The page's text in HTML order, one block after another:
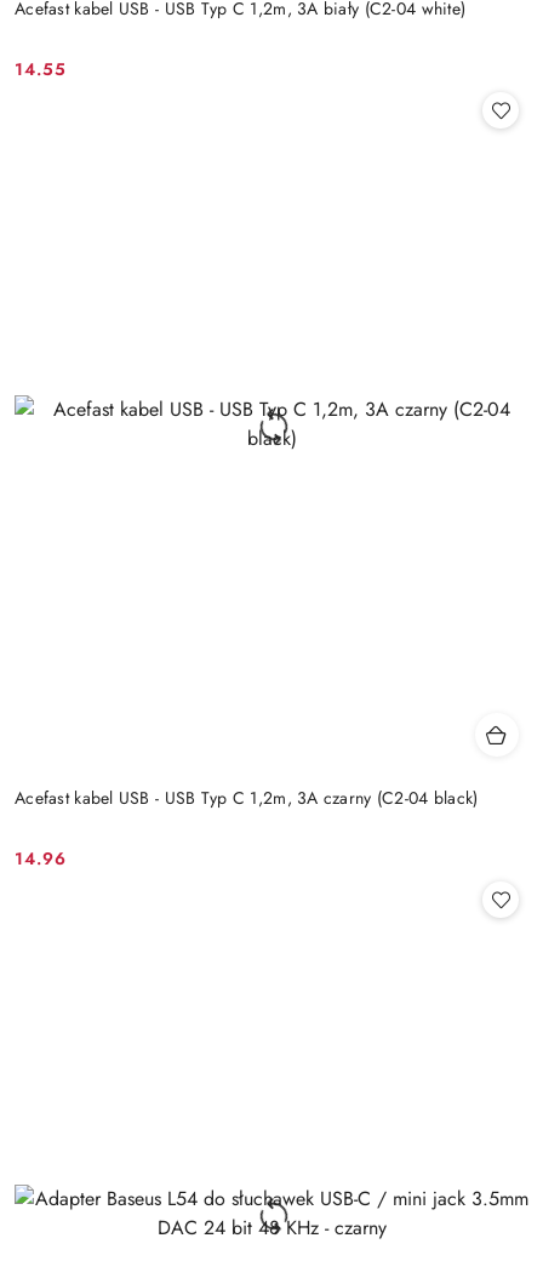
Acefast kabel USB - USB Typ C 1,2m, 3A biały (C2-04 white)
Cena:
14.55
Acefast kabel USB - USB Typ C 1,2m, 3A czarny (C2-04 black)
Cena:
14.96